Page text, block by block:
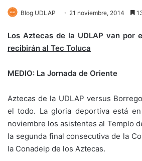
Blog UDLAP 21 noviembre, 2014
Los Aztecas de la UDLAP van por
recibirán al Tec Toluca
MEDIO: La Jornada de Oriente
Aztecas de la UDLAP versus
el todo. La gloria deportiva está
noviembre los asistentes al Templo
la segunda final consecutiva de la
la Conadeip de los Aztecas.